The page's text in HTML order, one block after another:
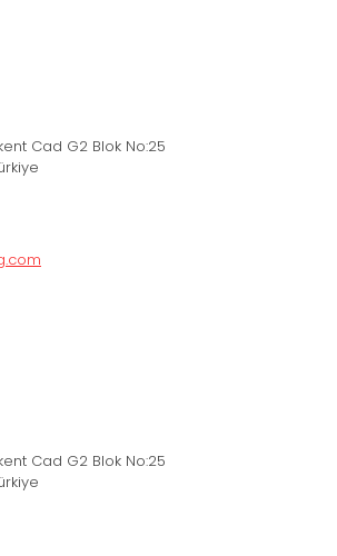
Cad G2 Blok No:25
Cad G2 Blok No:25